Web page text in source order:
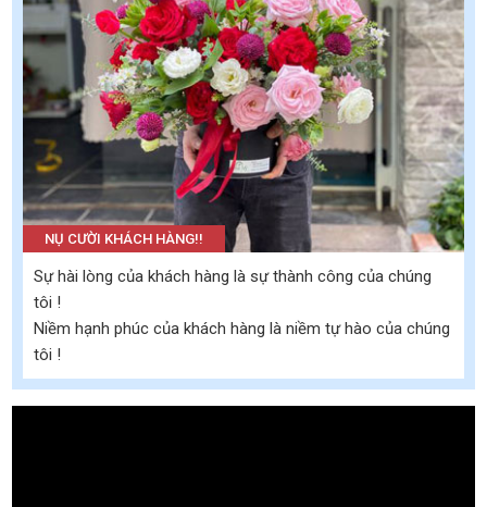
NỤ CƯỜI KHÁCH HÀNG!!
Sự hài lòng của khách hàng là sự thành công của chúng
tôi !
Niềm hạnh phúc của khách hàng là niềm tự hào của chúng
tôi !